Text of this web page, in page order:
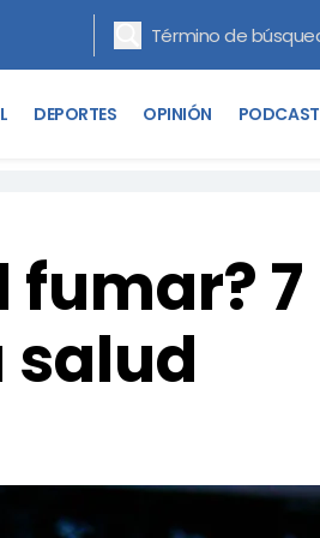
DEPORTES OPINIÓN PODCAST
fumar? 7
salud